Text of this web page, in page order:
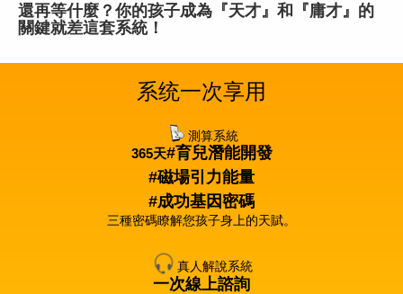
還再等什麼？你的孩子成為『天才』和『庸才』的
關鍵就差這套系統！
系统一次享用
測算系統
365天#育兒潛能開發
#磁場引力能量
#成功基因密碼
三種密碼瞭解您孩子身上的天賦。
真人解說系統
一次線上諮詢